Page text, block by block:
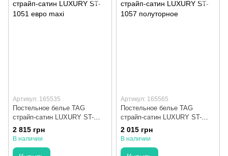
Артикул: 165535
Постельное белье TAG
страйп-сатин LUXURY ST-
1051 евро maxi
2 815 грн
В наличии
Артикул: 165565
Постельное белье TAG
страйп-сатин LUXURY ST-
1057 полуторное
2 015 грн
В наличии